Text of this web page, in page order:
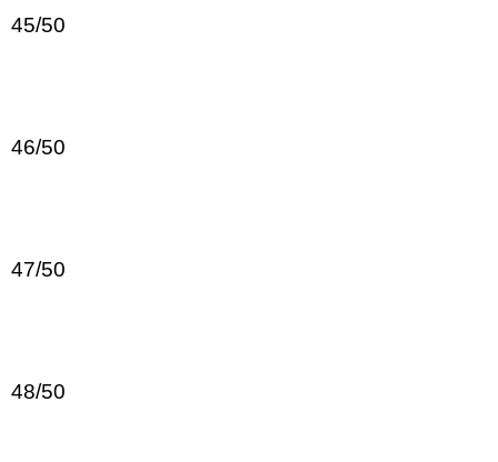
45/50
46/50
47/50
48/50